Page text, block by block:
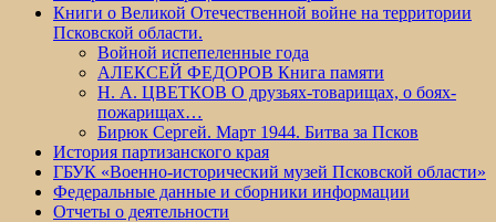
Книги о Великой Отечественной войне на территории
Псковской области.
Войной испепеленные года
АЛЕКСЕЙ ФЕДОРОВ Книга памяти
Н. А. ЦВЕТКОВ О друзьях-товарищах, о боях-
пожарищах…
Бирюк Сергей. Март 1944. Битва за Псков
История партизанского края
ГБУК «Военно-исторический музей Псковской области»
Федеральные данные и сборники информации
Отчеты о деятельности